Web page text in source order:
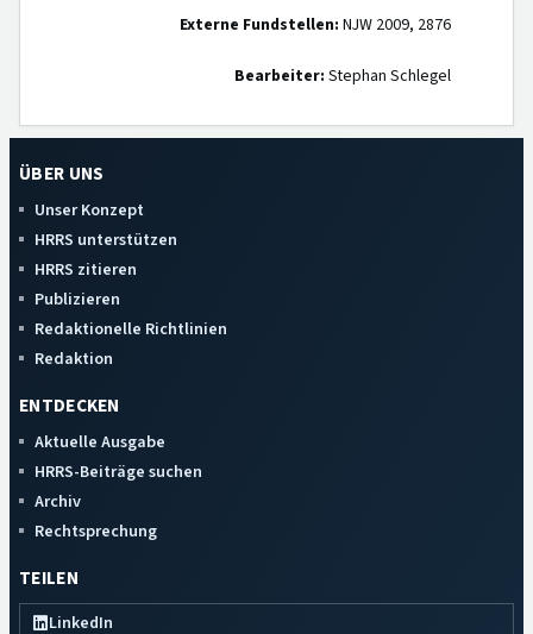
Externe Fundstellen: NJW 2009, 2876
Bearbeiter: Stephan Schlegel
ÜBER UNS
Unser Konzept
HRRS unterstützen
HRRS zitieren
Publizieren
Redaktionelle Richtlinien
Redaktion
ENTDECKEN
Aktuelle Ausgabe
HRRS-Beiträge suchen
Archiv
Rechtsprechung
TEILEN
LinkedIn